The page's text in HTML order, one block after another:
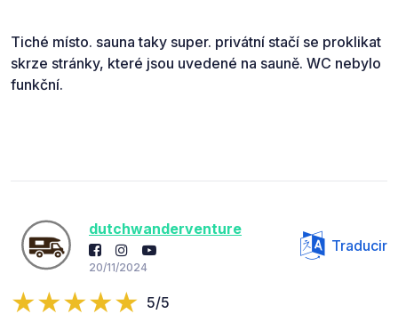
Tiché místo. sauna taky super. privátní stačí se proklikat
skrze stránky, které jsou uvedené na sauně. WC nebylo
funkční.
dutchwanderventure
20/11/2024
Traducir
5/5